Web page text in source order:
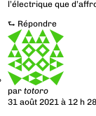
l’électrique que
⮑ Répondre
partotoro
31 août 2021 à 12 h